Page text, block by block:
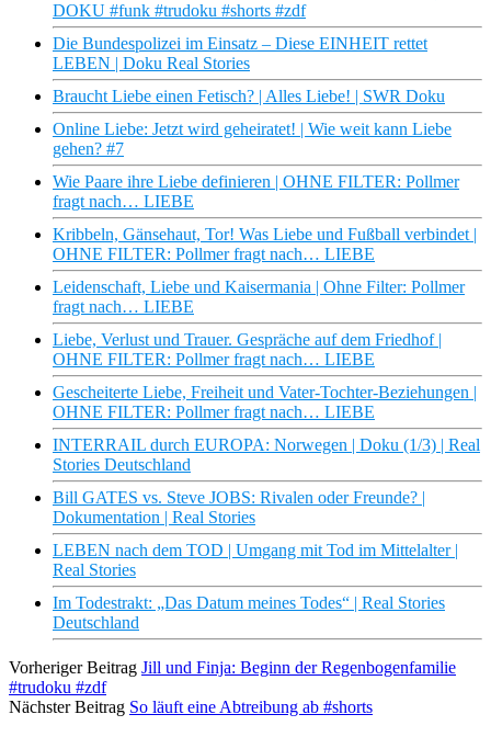
DOKU #funk #trudoku #shorts #zdf
Die Bundespolizei im Einsatz – Diese EINHEIT rettet
LEBEN | Doku Real Stories
Braucht Liebe einen Fetisch? | Alles Liebe! | SWR Doku
Online Liebe: Jetzt wird geheiratet! | Wie weit kann Liebe
gehen? #7
Wie Paare ihre Liebe definieren | OHNE FILTER: Pollmer
fragt nach… LIEBE
Kribbeln, Gänsehaut, Tor! Was Liebe und Fußball verbindet |
OHNE FILTER: Pollmer fragt nach… LIEBE
Leidenschaft, Liebe und Kaisermania | Ohne Filter: Pollmer
fragt nach… LIEBE
Liebe, Verlust und Trauer. Gespräche auf dem Friedhof |
OHNE FILTER: Pollmer fragt nach… LIEBE
Gescheiterte Liebe, Freiheit und Vater-Tochter-Beziehungen |
OHNE FILTER: Pollmer fragt nach… LIEBE
INTERRAIL durch EUROPA: Norwegen | Doku (1/3) | Real
Stories Deutschland
Bill GATES vs. Steve JOBS: Rivalen oder Freunde? |
Dokumentation | Real Stories
LEBEN nach dem TOD | Umgang mit Tod im Mittelalter |
Real Stories
Im Todestrakt: „Das Datum meines Todes“ | Real Stories
Deutschland
Vorheriger Beitrag Jill und Finja: Beginn der Regenbogenfamilie
#trudoku #zdf
Nächster Beitrag So läuft eine Abtreibung ab #shorts